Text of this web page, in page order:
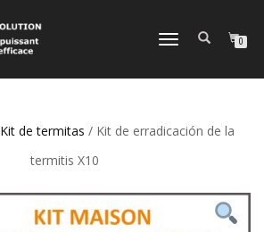
CAMBIAR
0
Kit de termitas / Kit de erradicación de la
termitis X10